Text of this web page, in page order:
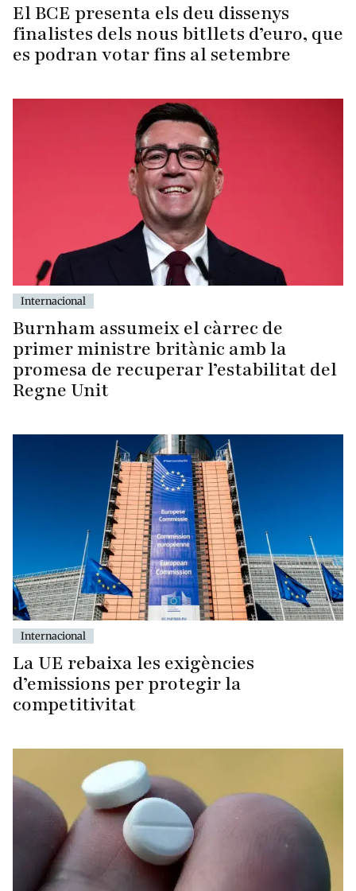
El BCE presenta els deu dissenys
finalistes dels nous bitllets d’euro, que
es podran votar fins al setembre
Internacional
Burnham assumeix el càrrec de
primer ministre britànic amb la
promesa de recuperar l’estabilitat del
Regne Unit
Internacional
La UE rebaixa les exigències
d’emissions per protegir la
competitivitat